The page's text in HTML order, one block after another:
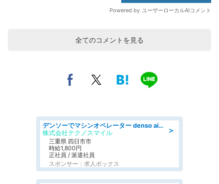
全てのコメントを見る
＞
デンソーでマシンオペレーター denso aichi
株式会社テクノスマイル
三重県 四日市市
時給1,800円
正社員 / 派遣社員
スポンサー：求人ボックス